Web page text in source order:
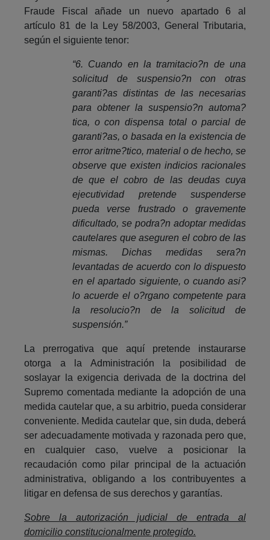
Fraude Fiscal añade un nuevo apartado 6 al
artículo 81 de la Ley 58/2003, General Tributaria,
según el siguiente tenor:
“6. Cuando en la tramitacio?n de una
solicitud de suspensio?n con otras
garanti?as distintas de las necesarias
para obtener la suspensio?n automa?
tica, o con dispensa total o parcial de
garanti?as, o basada en la existencia de
error aritme?tico, material o de hecho, se
observe que existen indicios racionales
de que el cobro de las deudas cuya
ejecutividad pretende suspenderse
pueda verse frustrado o gravemente
dificultado, se podra?n adoptar medidas
cautelares que aseguren el cobro de las
mismas. Dichas medidas sera?n
levantadas de acuerdo con lo dispuesto
en el apartado siguiente, o cuando asi?
lo acuerde el o?rgano competente para
la resolucio?n de la solicitud de
suspensión.”
La prerrogativa que aquí pretende instaurarse
otorga a la Administración la posibilidad de
soslayar la exigencia derivada de la doctrina del
Supremo comentada mediante la adopción de una
medida cautelar que, a su arbitrio, pueda considerar
conveniente. Medida cautelar que, sin duda, deberá
ser adecuadamente motivada y razonada pero que,
en cualquier caso, vuelve a posicionar la
recaudación como pilar principal de la actuación
administrativa, obligando a los contribuyentes a
litigar en defensa de sus derechos y garantías.
Sobre la autorización judicial de entrada al
domicilio constitucionalmente protegido.